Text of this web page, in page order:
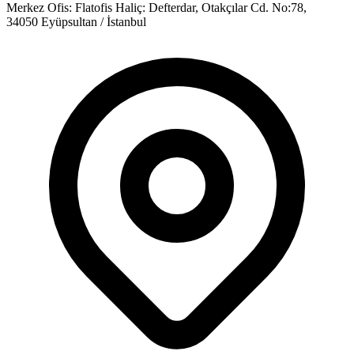
Merkez Ofis: Flatofis Haliç: Defterdar, Otakçılar Cd. No:78,
34050 Eyüpsultan / İstanbul